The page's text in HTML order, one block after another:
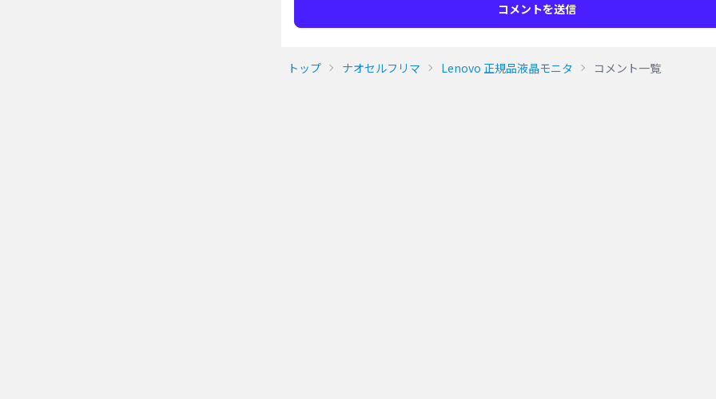
コメントを送信
トップ ナオセルフリマ Lenovo 正規品液晶モニタ コメント一覧